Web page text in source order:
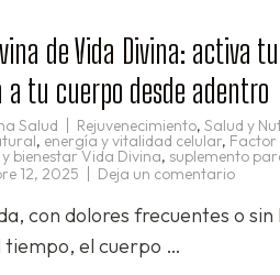
de Vida Divina: activa
a tu cuerpo desde adentro
Salud Rejuvenecimiento, Salud y
, energía y vitalidad celular, Factor
bienestar Vida Divina, suplemento
12, 2025 Deja un comentarioen
Factor
con dolores frecuentes o
tiempo, el cuerpo …